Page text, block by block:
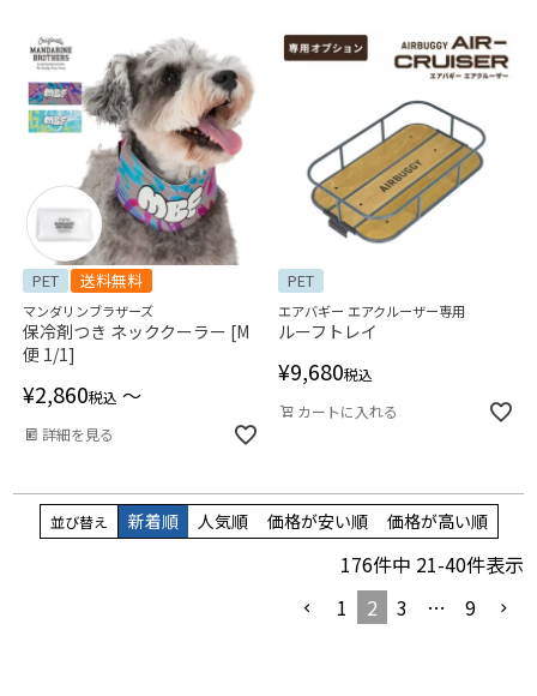
PET 送料無料
マンダリンブラザーズ
保冷剤つき ネッククーラー [M
便 1/1]
¥2,860税込 〜
詳細を見る
PET
エアバギー エアクルーザー専用
ルーフトレイ
¥9,680税込
カートに入れる
並び替え 新着順 人気順 価格が安い順 価格が高い順
176件中 21-40件表示
1
2 3 … 9